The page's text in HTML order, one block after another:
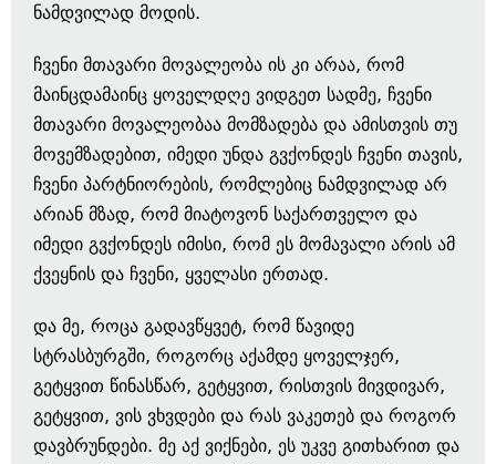
ნამდვილად მოდის.
ჩვენი მთავარი მოვალეობა ის კი არაა, რომ
მაინცდამაინც ყოველდღე ვიდგეთ სადმე, ჩვენი
მთავარი მოვალეობაა მომზადება და ამისთვის თუ
მოვემზადებით, იმედი უნდა გვქონდეს ჩვენი თავის,
ჩვენი პარტნიორების, რომლებიც ნამდვილად არ
არიან მზად, რომ მიატოვონ საქართველო და
იმედი გვქონდეს იმისი, რომ ეს მომავალი არის ამ
ქვეყნის და ჩვენი, ყველასი ერთად.
და მე, როცა გადავწყვეტ, რომ წავიდე
სტრასბურგში, როგორც აქამდე ყოველჯერ,
გეტყვით წინასწარ, გეტყვით, რისთვის მივდივარ,
გეტყვით, ვის ვხვდები და რას ვაკეთებ და როგორ
დავბრუნდები. მე აქ ვიქნები, ეს უკვე გითხარით და